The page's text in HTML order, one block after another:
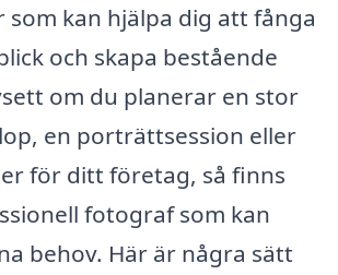
som kan hjälpa dig att fånga
och skapa bestående
om du planerar en stor
en porträttsession eller
för ditt företag, så finns
fotograf som kan
behov. Här är några sätt